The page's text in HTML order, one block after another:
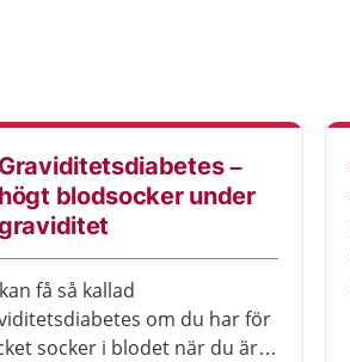
Graviditetsdiabetes –
högt blodsocker under
få så kallad
om du har för
socker i blodet när du är